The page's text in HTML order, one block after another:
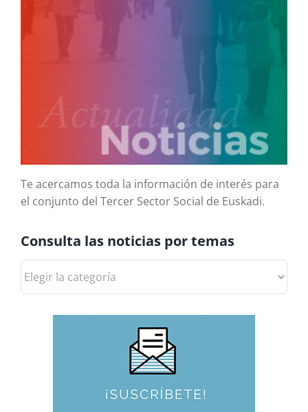
Te acercamos toda la información de interés para
el conjunto del Tercer Sector Social de Euskadi.
Consulta las noticias por temas
Consulta
las